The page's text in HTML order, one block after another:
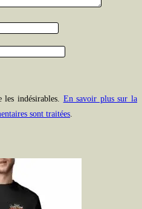
indésirables. En savoir plus sur la
sont traitées